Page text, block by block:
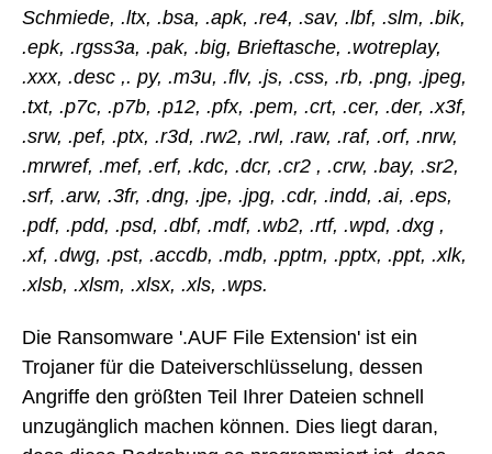
Schmiede, .ltx, .bsa, .apk, .re4, .sav, .lbf, .slm, .bik,
.epk, .rgss3a, .pak, .big, Brieftasche, .wotreplay,
.xxx, .desc ,. py, .m3u, .flv, .js, .css, .rb, .png, .jpeg,
.txt, .p7c, .p7b, .p12, .pfx, .pem, .crt, .cer, .der, .x3f,
.srw, .pef, .ptx, .r3d, .rw2, .rwl, .raw, .raf, .orf, .nrw,
.mrwref, .mef, .erf, .kdc, .dcr, .cr2 , .crw, .bay, .sr2,
.srf, .arw, .3fr, .dng, .jpe, .jpg, .cdr, .indd, .ai, .eps,
.pdf, .pdd, .psd, .dbf, .mdf, .wb2, .rtf, .wpd, .dxg ,
.xf, .dwg, .pst, .accdb, .mdb, .pptm, .pptx, .ppt, .xlk,
.xlsb, .xlsm, .xlsx, .xls, .wps.
Die Ransomware '.AUF File Extension' ist ein
Trojaner für die Dateiverschlüsselung, dessen
Angriffe den größten Teil Ihrer Dateien schnell
unzugänglich machen können. Dies liegt daran,